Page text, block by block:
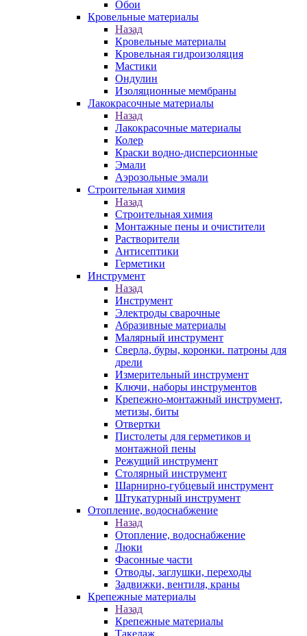
Обои
Кровельные материалы
Назад
Кровельные материалы
Кровельная гидроизоляция
Мастики
Ондулин
Изоляционные мембраны
Лакокрасочные материалы
Назад
Лакокрасочные материалы
Колер
Краски водно-дисперсионные
Эмали
Аэрозольные эмали
Строительная химия
Назад
Строительная химия
Монтажные пены и очистители
Растворители
Антисептики
Герметики
Инструмент
Назад
Инструмент
Электроды сварочные
Абразивные материалы
Малярный инструмент
Сверла, буры, коронки. патроны для
дрели
Измерительный инструмент
Ключи, наборы инструментов
Крепежно-монтажный инструмент,
метизы, биты
Отвертки
Пистолеты для герметиков и
монтажной пены
Режущий инструмент
Столярный инструмент
Шарнирно-губцевый инструмент
Штукатурный инструмент
Отопление, водоснабжение
Назад
Отопление, водоснабжение
Люки
Фасонные части
Отводы, заглушки, переходы
Задвижки, вентиля, краны
Крепежные материалы
Назад
Крепежные материалы
Такелаж